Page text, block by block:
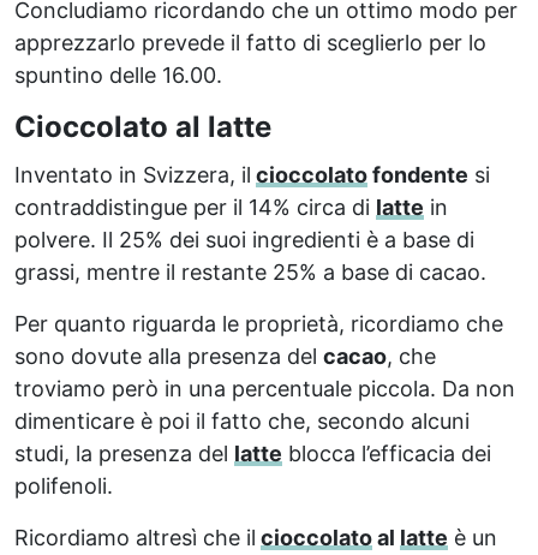
Concludiamo ricordando che un ottimo modo per
apprezzarlo prevede il fatto di sceglierlo per lo
spuntino delle 16.00.
Cioccolato al latte
Inventato in Svizzera, il cioccolatofondente si
contraddistingue per il 14% circa di latte in
polvere. Il 25% dei suoi ingredienti è a base di
grassi, mentre il restante 25% a base di cacao.
Per quanto riguarda le proprietà, ricordiamo che
sono dovute alla presenza del cacao, che
troviamo però in una percentuale piccola. Da non
dimenticare è poi il fatto che, secondo alcuni
studi, la presenza del latte blocca l’efficacia dei
polifenoli.
Ricordiamo altresì che il cioccolatoal latte è un